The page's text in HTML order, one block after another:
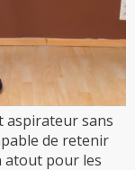
aspirateur sans
de retenir
atout pour les